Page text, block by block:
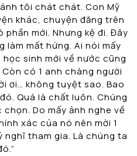
tôi chát chát. Con Mỹ
khác, chuyện đăng trên
mới. Nhưng kệ đi. Đây
làm mất hứng. Ai nói mấy
sinh mới về nước cũng
có 1 anh chàng người
ơi… không tuyệt sao. Bao
Quá là chất luôn. Chúng
Do mấy ảnh nghe về
xác của nó nên mời 1
nghĩ tham gia. Là chúng ta